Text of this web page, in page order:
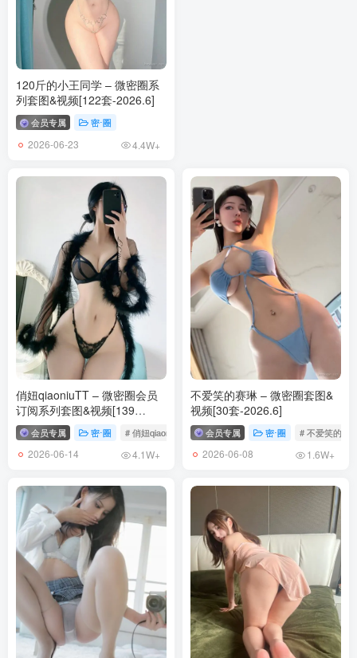
120斤的小王同学 – 微密圈系
列套图&视频[122套-2026.6]
会员专属 密⋅圈
2026-06-23 4.4W+
俏妞qiaoniuTT – 微密圈会员
订阅系列套图&视频[139
套-2026.6]
会员专属 密⋅圈 # 俏妞qiaoniuTT
2026-06-14 4.1W+
不爱笑的赛琳 – 微密圈套图&
视频[30套-2026.6]
会员专属 密⋅圈 # 不爱笑的赛
2026-06-08 1.6W+